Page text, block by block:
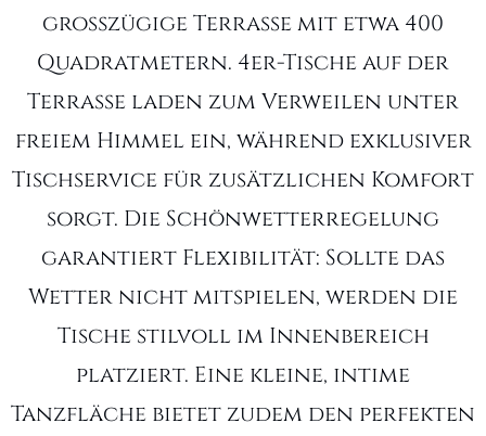
großzügige Terrasse mit etwa 400
Quadratmetern. 4er-Tische auf der
Terrasse laden zum Verweilen unter
freiem Himmel ein, während exklusiver
Tischservice für zusätzlichen Komfort
sorgt. Die Schönwetterregelung
garantiert Flexibilität: Sollte das
Wetter nicht mitspielen, werden die
Tische stilvoll im Innenbereich
platziert. Eine kleine, intime
Tanzfläche bietet zudem den perfekten